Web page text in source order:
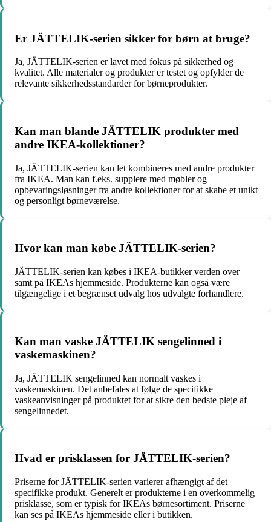
Er JÄTTELIK-serien sikker for børn at bruge?
Ja, JÄTTELIK-serien er lavet med fokus på sikkerhed og
kvalitet. Alle materialer og produkter er testet og opfylder de
relevante sikkerhedsstandarder for børneprodukter.
Kan man blande JÄTTELIK produkter med
andre IKEA-kollektioner?
Ja, JÄTTELIK-serien kan let kombineres med andre produkter
fra IKEA. Man kan f.eks. supplere med møbler og
opbevaringsløsninger fra andre kollektioner for at skabe et unikt
og personligt børneværelse.
Hvor kan man købe JÄTTELIK-serien?
JÄTTELIK-serien kan købes i IKEA-butikker verden over
samt på IKEAs hjemmeside. Produkterne kan også være
tilgængelige i et begrænset udvalg hos udvalgte forhandlere.
Kan man vaske JÄTTELIK sengelinned i
vaskemaskinen?
Ja, JÄTTELIK sengelinned kan normalt vaskes i
vaskemaskinen. Det anbefales at følge de specifikke
vaskeanvisninger på produktet for at sikre den bedste pleje af
sengelinnedet.
Hvad er prisklassen for JÄTTELIK-serien?
Priserne for JÄTTELIK-serien varierer afhængigt af det
specifikke produkt. Generelt er produkterne i en overkommelig
prisklasse, som er typisk for IKEAs børnesortiment. Priserne
kan ses på IKEAs hjemmeside eller i butikken.